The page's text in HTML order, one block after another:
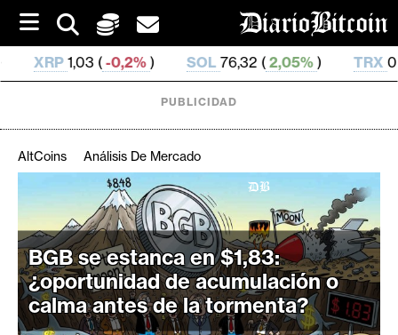
i
t
o
SOL76,32 (2,05% ) TRX0,329 343 ( 0,57%)
C
r
i
p
t
o
PUBLICIDAD
AltCoins Análisis De Mercado
BGB se estanca en $1,83:
¿oportunidad de acumulación o
calma antes de la tormenta?